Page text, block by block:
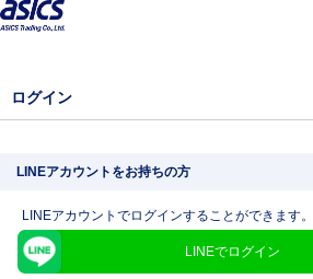
ログイン
LINEアカウントをお持ちの方
LINEアカウントでログインすることができます。
LINEでログイン